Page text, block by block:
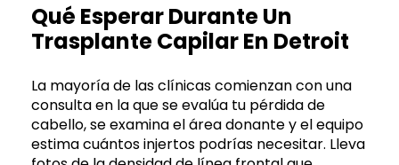
Qué Esperar Durante Un
Trasplante Capilar En Detroit
La mayoría de las clínicas comienzan con una
consulta en la que se evalúa tu pérdida de
cabello, se examina el área donante y el equipo
estima cuántos injertos podrías necesitar. Lleva